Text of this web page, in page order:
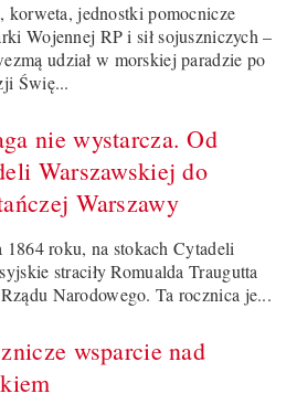
korweta, jednostki pomocnicze
Wojennej RP i sił sojuszniczych –
udział w morskiej paradzie po
Świę...
nie wystarcza. Od
Warszawskiej do
Warszawy
1864 roku, na stokach Cytadeli
straciły Romualda Traugutta
Narodowego. Ta rocznica je...
wsparcie nad